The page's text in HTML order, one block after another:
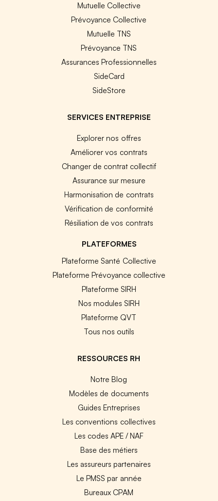
Mutuelle Collective
Prévoyance Collective
Mutuelle TNS
Prévoyance TNS
Assurances Professionnelles
SideCard
SideStore
SERVICES ENTREPRISE
Explorer nos offres
Améliorer vos contrats
Changer de contrat collectif
Assurance sur mesure
Harmonisation de contrats
Vérification de conformité
Résiliation de vos contrats
PLATEFORMES
Plateforme Santé Collective
Plateforme Prévoyance collective
Plateforme SIRH
Nos modules SIRH
Plateforme QVT
Tous nos outils
RESSOURCES RH
Notre Blog
Modèles de documents
Guides Entreprises
Les conventions collectives
Les codes APE / NAF
Base des métiers
Les assureurs partenaires
Le PMSS par année
Bureaux CPAM